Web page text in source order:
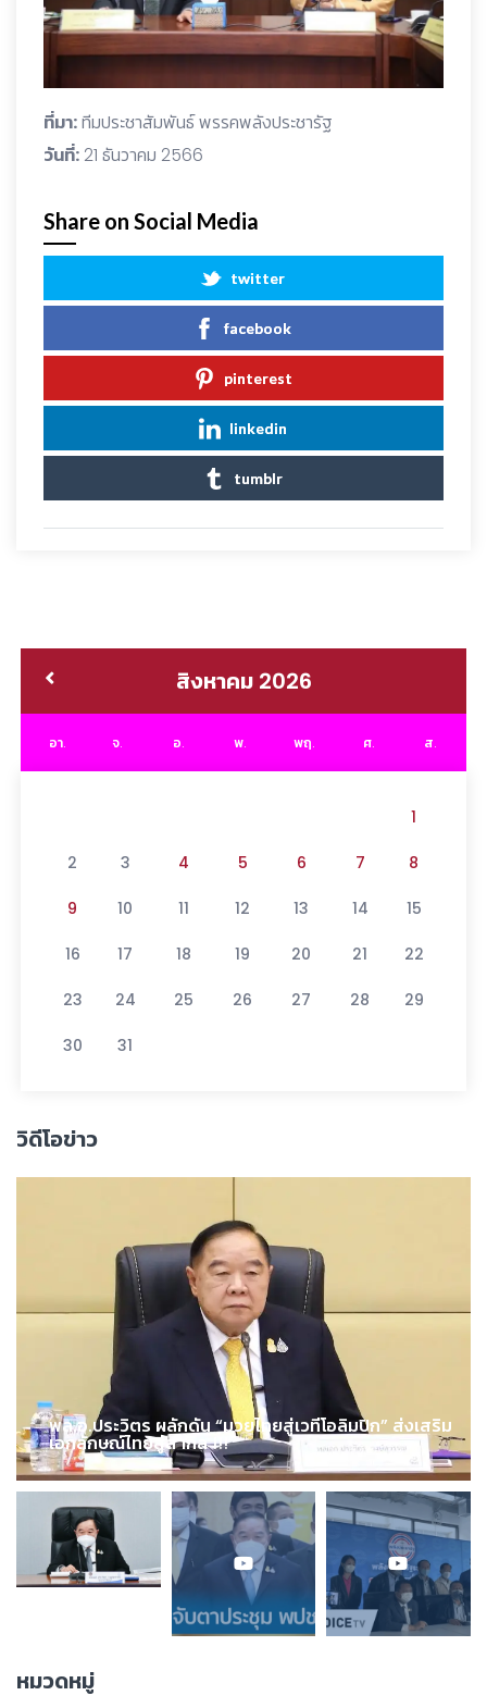
ที่มา:ทีมประชาสัมพันธ์ พรรคพลังประชารัฐ
วันที่: 21 ธันวาคม 2566
Share on Social Media
twitter
facebook
pinterest
linkedin
tumblr
สิงหาคม 2026
อา. จ. อ. พ. พฤ. ศ. ส.
1
2 3 4 5 6 7 8
9 10 11 12 13 14 15
16 17 18 19 20 21 22
23 24 25 26 27 28 29
30 31
วิดีโอข่าว
พล.อ.ประวิตร ผลักดัน “มวยไทยสู่เวทีโอลิมปิก” ส่งเสริม
เอกลักษณ์ไทยสู่สากล !!!
หมวดหมู่